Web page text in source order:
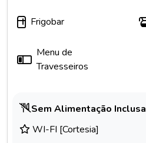
Frigobar
Menu de
Travesseiros
Sem Alimentação Inclusa
WI-FI [Cortesia]